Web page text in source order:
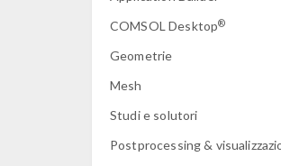
COMSOL Desktop®
Geometrie
Mesh
Studi e solutori
Postprocessing &